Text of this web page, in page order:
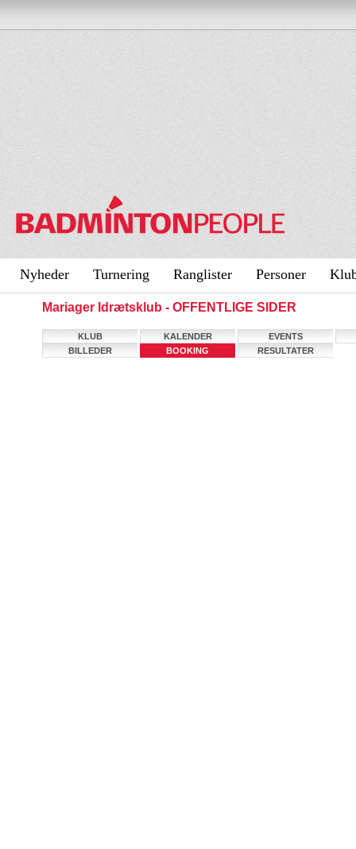
Nyheder Turnering Ranglister Personer
Mariager Idrætsklub - OFFENTLIGE SIDER
KLUB KALENDER
EVENTS
BILLEDER
BOOKING RESULTATER